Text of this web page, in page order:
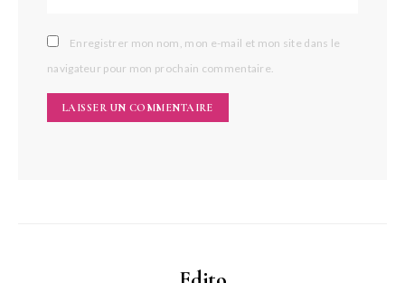
Enregistrer mon nom, mon e-mail et mon site dans le
navigateur pour mon prochain commentaire.